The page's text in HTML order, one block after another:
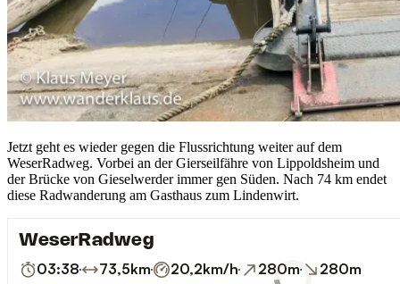
Jetzt geht es wieder gegen die Flussrichtung weiter auf dem
WeserRadweg. Vorbei an der Gierseilfähre von Lippoldsheim und
der Brücke von Gieselwerder immer gen Süden. Nach 74 km endet
diese Radwanderung am Gasthaus zum Lindenwirt.